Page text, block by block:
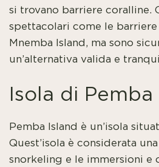
si trovano barriere coralline.
spettacolari come le
Mnemba Island, ma sono
un’alternativa valida e
Isola di Pemba
Pemba Island è un’isola
Quest’isola è considerata
snorkeling e le immersioni e